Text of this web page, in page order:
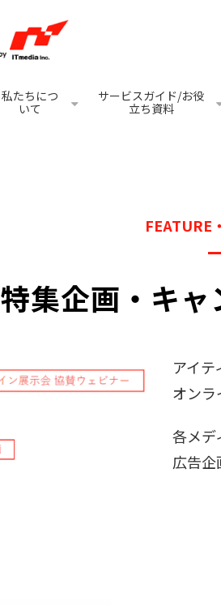
私たちにつ
いて
サービスガイド/お役
立ち資料
FEATURE
特集企画・キ
アイ
オン
各メデ
広告企